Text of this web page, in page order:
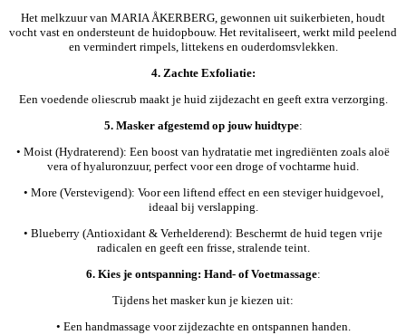
Het melkzuur van MARIA ÅKERBERG, gewonnen uit suikerbieten, houdt
vocht vast en ondersteunt de huidopbouw. Het revitaliseert, werkt mild peelend
en vermindert rimpels, littekens en ouderdomsvlekken.
4. Zachte Exfoliatie:
Een voedende oliescrub maakt je huid zijdezacht en geeft extra verzorging.
5. Masker afgestemd op jouw huidtype:
• Moist (Hydraterend): Een boost van hydratatie met ingrediënten zoals aloë
vera of hyaluronzuur, perfect voor een droge of vochtarme huid.
• More (Verstevigend): Voor een liftend effect en een steviger huidgevoel,
ideaal bij verslapping.
• Blueberry (Antioxidant & Verhelderend): Beschermt de huid tegen vrije
radicalen en geeft een frisse, stralende teint.
6. Kies je ontspanning: Hand- of Voetmassage:
Tijdens het masker kun je kiezen uit:
• Een handmassage voor zijdezachte en ontspannen handen.